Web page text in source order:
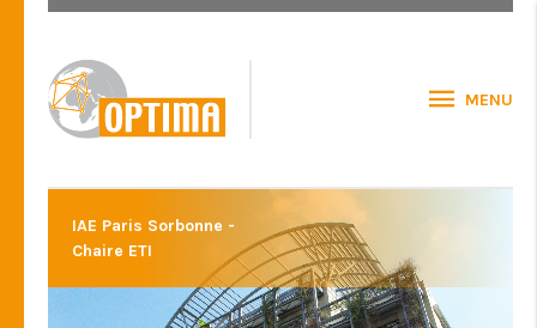
MENU
IAE Paris Sorbonne -
Chaire ETI